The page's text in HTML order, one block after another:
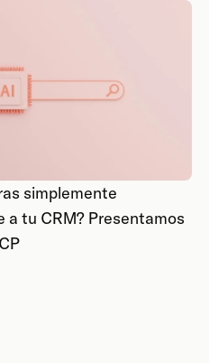
simplemente
a tu CRM? Presentamos